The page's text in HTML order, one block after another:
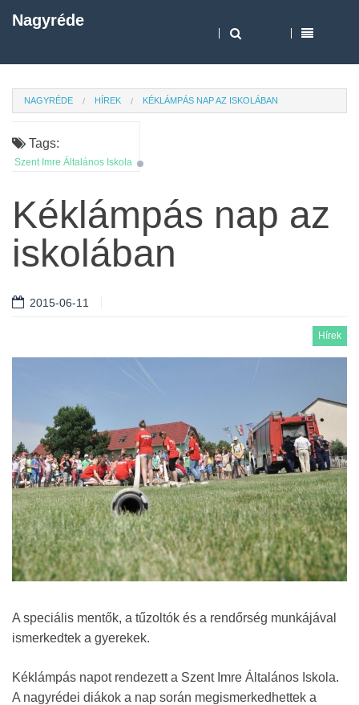
Nagyréde
NAGYRÉDE HÍREK KÉKLÁMPÁS NAP AZ ISKOLÁBAN
Tags:
Szent Imre Általános Iskola
Kéklámpás nap az
iskolában
2015-06-11
Hírek
A speciális mentők, a tűzoltók és a rendőrség munkájával
ismerkedtek a gyerekek.
Kéklámpás napot rendezett a Szent Imre Általános Iskola.
A nagyrédei diákok a nap során megismerkedhettek a